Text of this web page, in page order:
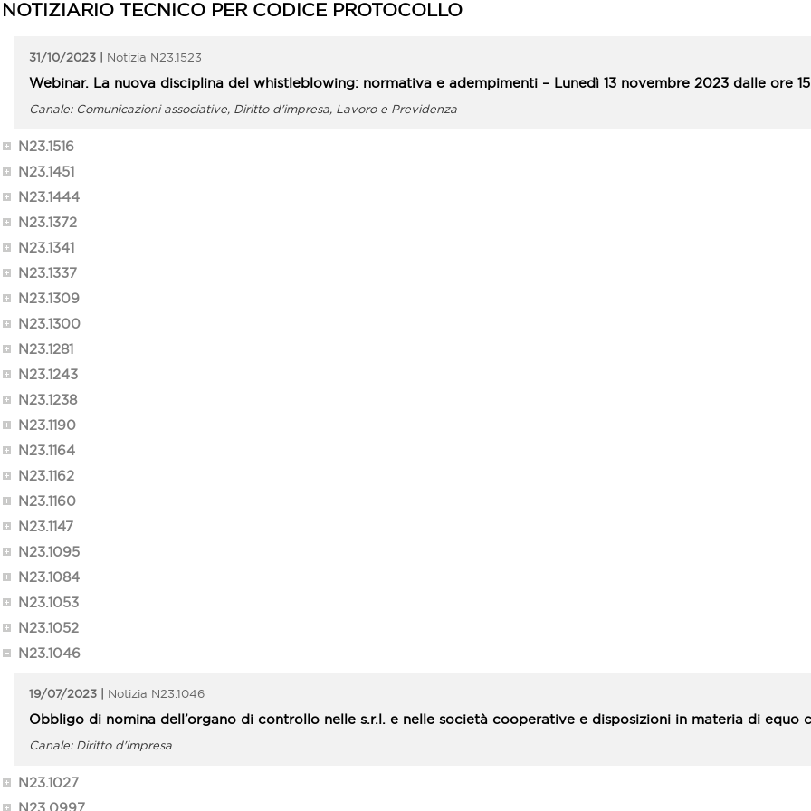
NOTIZIARIO TECNICO PER CODICE PROTOCOLLO
31/10/2023 N23.1523
Webinar. La nuova disciplina del whistleblowing: normativa e adempimenti – Lunedì 13 novembre 2023 dalle ore
Comunicazioni associative, Diritto d'impresa, Lavoro e Previdenza
N23.1516
N23.1451
N23.1444
N23.1372
N23.1341
N23.1337
N23.1309
N23.1300
N23.1281
N23.1243
N23.1238
N23.1190
N23.1164
N23.1162
N23.1160
N23.1147
N23.1095
N23.1084
N23.1053
N23.1052
N23.1046
19/07/2023 N23.1046
Obbligo di nomina dell’organo di controllo nelle s.r.l. e nelle società cooperative e disposizioni in materia di equo
Diritto d'impresa
N23.1027
N23.0997